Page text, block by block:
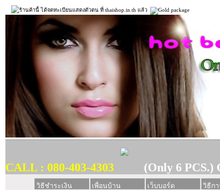
CALL : 080-403-4303 (Only 6 PCS.)
วิธีชำระเงิน เพื่อนบ้าน เว็บบอร์ด วิธีก